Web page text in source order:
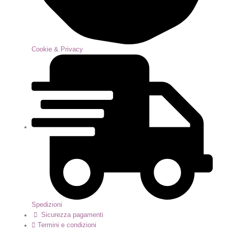
Cookie & Privacy
Spedizioni
Sicurezza pagamenti
Termini e condizioni